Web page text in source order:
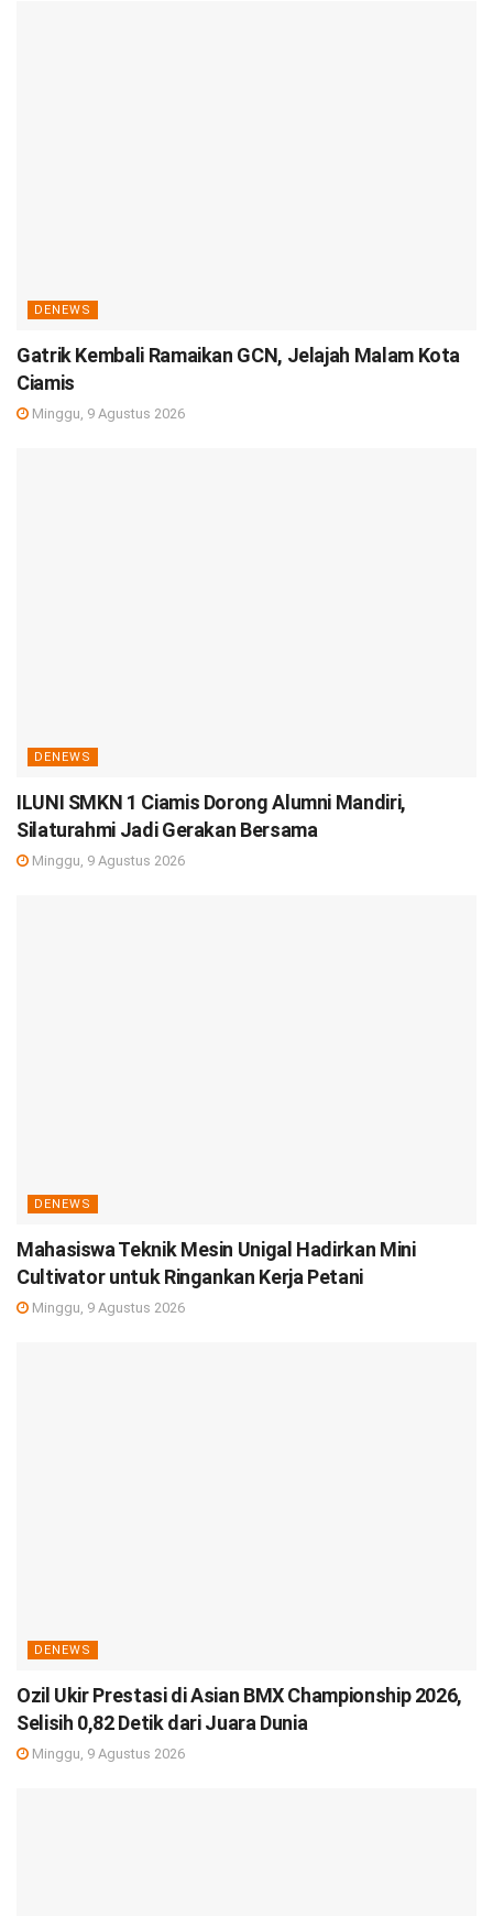
DENEWS
Gatrik Kembali Ramaikan GCN, Jelajah Malam Kota
Ciamis
Minggu, 9 Agustus 2026
DENEWS
ILUNI SMKN 1 Ciamis Dorong Alumni Mandiri,
Silaturahmi Jadi Gerakan Bersama
Minggu, 9 Agustus 2026
DENEWS
Mahasiswa Teknik Mesin Unigal Hadirkan Mini
Cultivator untuk Ringankan Kerja Petani
Minggu, 9 Agustus 2026
DENEWS
Ozil Ukir Prestasi di Asian BMX Championship 2026,
Selisih 0,82 Detik dari Juara Dunia
Minggu, 9 Agustus 2026